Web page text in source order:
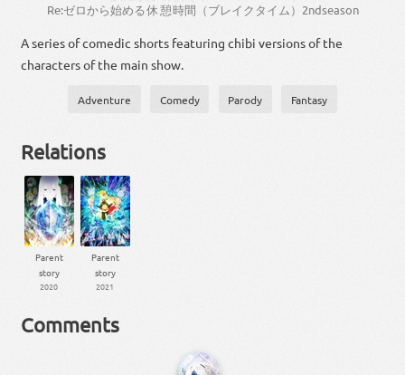
Re:ゼロから始める休憩時間 （ブレイクタイム ） 2ndseason
A series of comedic shorts featuring chibi versions of the
characters of the main show.
Adventure Comedy Parody Fantasy
Relations
Parent
story
2020
Parent
story
2021
Comments